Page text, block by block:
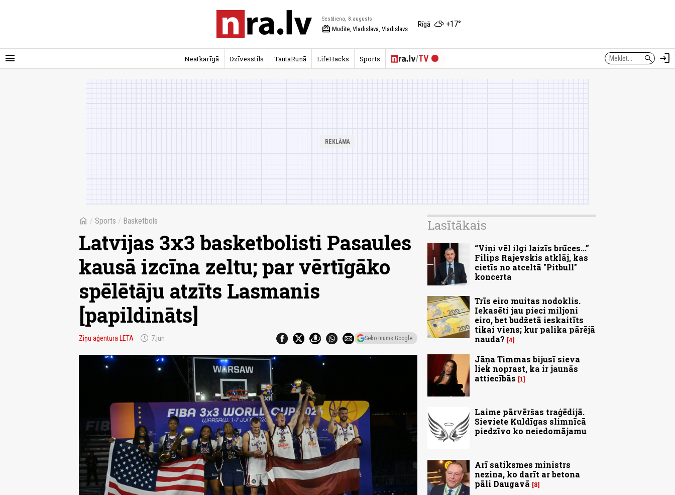
menu
Sestdiena, 8.augusts
redeem Mudīte, Vladislava, Vladislavs
Rīgā +17°
search login
Neatkarīgā Dzīvesstils TautaRunā LifeHacks Sports
home / Sports / Basketbols
Latvijas 3x3 basketbolisti Pasaules
kausā izcīna zeltu; par vērtīgāko
spēlētāju atzīts Lasmanis
[papildināts]
Ziņu aģentūra LETA schedule 7.jun Seko mums Google
Lasītākais
“Viņi vēl ilgi laizīs brūces...”
Filips Rajevskis atklāj, kas
cietīs no atceltā "Pitbull"
koncerta
Trīs eiro muitas nodoklis.
Iekasēti jau pieci miljoni
eiro, bet budžetā ieskaitīts
tikai viens; kur palika pārējā
nauda? 4
Jāņa Timmas bijusī sieva
liek noprast, ka ir jaunās
attiecībās
1
Laime pārvēršas traģēdijā.
Sieviete Kuldīgas slimnīcā
piedzīvo ko neiedomājamu
Arī satiksmes ministrs
nezina, ko darīt ar betona
pāli Daugavā
8